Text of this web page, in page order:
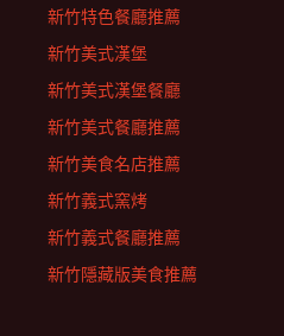
新竹特色餐廳推薦
新竹美式漢堡
新竹美式漢堡餐廳
新竹美式餐廳推薦
新竹美食名店推薦
新竹義式窯烤
新竹義式餐廳推薦
新竹隱藏版美食推薦